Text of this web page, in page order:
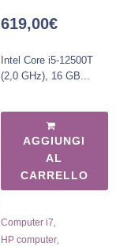
619,00€
Intel Core i5-12500T
(2,0 GHz), 16 GB...
AGGIUNGI
AL
CARRELLO
Computer i7
HP computer,